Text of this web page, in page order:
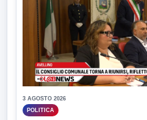
3 AGOSTO 2026
POLITICA